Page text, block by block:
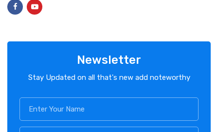
Newsletter
Stay Updated on all that's new add noteworthy